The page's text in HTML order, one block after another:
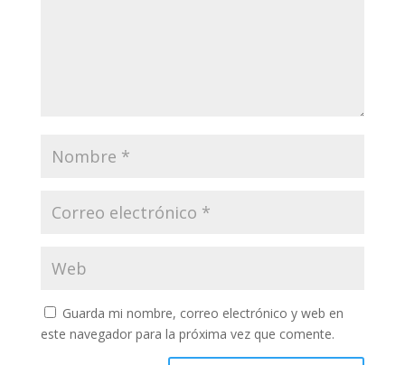
Guarda mi nombre, correo electrónico y web en
este navegador para la próxima vez que comente.